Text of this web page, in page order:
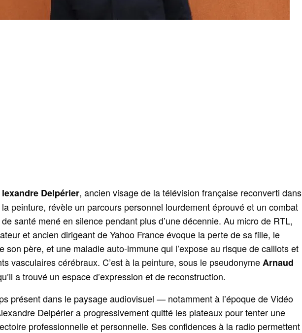
lexandre Delpérier, ancien visage de la télévision française reconverti dans
la peinture, révèle un parcours personnel lourdement éprouvé et un combat
de santé mené en silence pendant plus d’une décennie. Au micro de RTL,
et ancien dirigeant de Yahoo France évoque la perte de sa fille, le
son père, et une maladie auto-immune qui l’expose au risque de caillots et
vasculaires cérébraux. C’est à la peinture, sous le pseudonymeArnaud
a trouvé un espace d’expression et de reconstruction.
présent dans le paysage audiovisuel — notamment à l’époque de Vidéo
Delpérier a progressivement quitté les plateaux pour tenter une
professionnelle et personnelle. Ses confidences à la radio permettent